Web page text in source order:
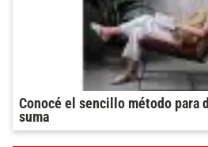
Conocé el sencillo método para
suma